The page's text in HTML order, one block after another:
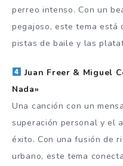
perreo intenso. Con un
pegajoso, este tema está
pistas de baile y las
Juan Freer & Miguel
Nada»
Una canción con un
superación personal y el
éxito. Con una fusión de
urbano, este tema